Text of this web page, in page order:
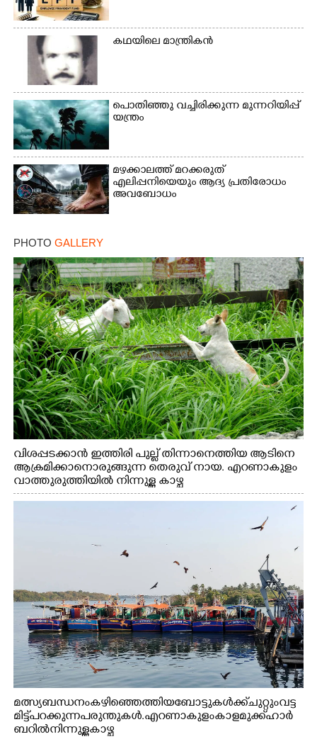
കഥയിലെ മാന്ത്രികൻ
പൊതിഞ്ഞു വച്ചിരിക്കുന്ന മുന്നറിയിപ്പ്
യന്ത്രം
മഴക്കാലത്ത് മറക്കരുത്
എലിപ്പനിയെയും ആദ്യ പ്രതിരോധം
അവബോധം
PHOTO GALLERY
വിശപ്പടക്കാൻ ഇത്തിരി പുല്ല് തിന്നാനെത്തിയ ആടിനെ
ആക്രമിക്കാനൊരുങ്ങുന്ന തെരുവ് നായ. എറണാകുളം
വാത്തുരുത്തിയിൽ നിന്നുള്ള കാഴ്ച
മത്സ്യബന്ധനം കഴിഞ്ഞെത്തിയ ബോട്ടുകൾക്ക് ചുറ്റും വട്ട
മിട്ട് പറക്കുന്ന പരുന്തുകൾ. എറണാകുളം കാളമുക്ക് ഹാർ
ബറിൽ നിന്നുള്ള കാഴ്ച